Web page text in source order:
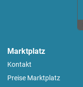
Marktplatz
Kontakt
Preise Marktplatz